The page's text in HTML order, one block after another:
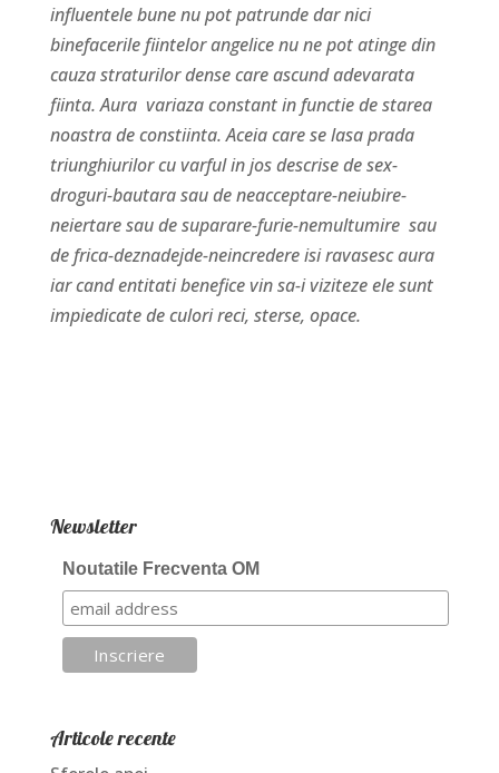
influentele bune nu pot patrunde dar nici
binefacerile fiintelor angelice nu ne pot atinge din
cauza straturilor dense care ascund adevarata
fiinta. Aura variaza constant in functie de starea
noastra de constiinta. Aceia care se lasa prada
triunghiurilor cu varful in jos descrise de sex-
droguri-bautara sau de neacceptare-neiubire-
neiertare sau de suparare-furie-nemultumire sau
de frica-deznadejde-neincredere isi ravasesc aura
iar cand entitati benefice vin sa-i viziteze ele sunt
impiedicate de culori reci, sterse, opace.
Newsletter
Noutatile Frecventa OM
Articole recente